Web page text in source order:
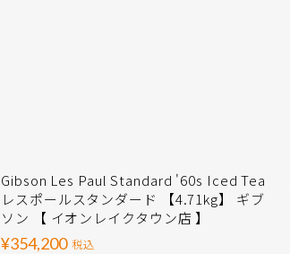
Gibson Les Paul Standard '60s Iced Tea
レスポールスタンダード 【4.71kg】 ギブ
ソン 【 イオンレイクタウン店 】
¥354,200 税込